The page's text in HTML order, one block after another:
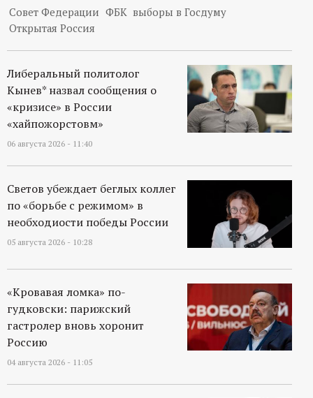
Совет Федерации ФБК выборы в Госдуму
Открытая Россия
Либеральный политолог
Кынев* назвал сообщения о
«кризисе» в России
«хайпожорстовм»
06 августа 2026 - 11:40
Светов убеждает беглых коллег
по «борьбе с режимом» в
необходиости победы России
05 августа 2026 - 10:28
«Кровавая ломка» по-
гудковски: парижский
гастролер вновь хоронит
Россию
04 августа 2026 - 11:05